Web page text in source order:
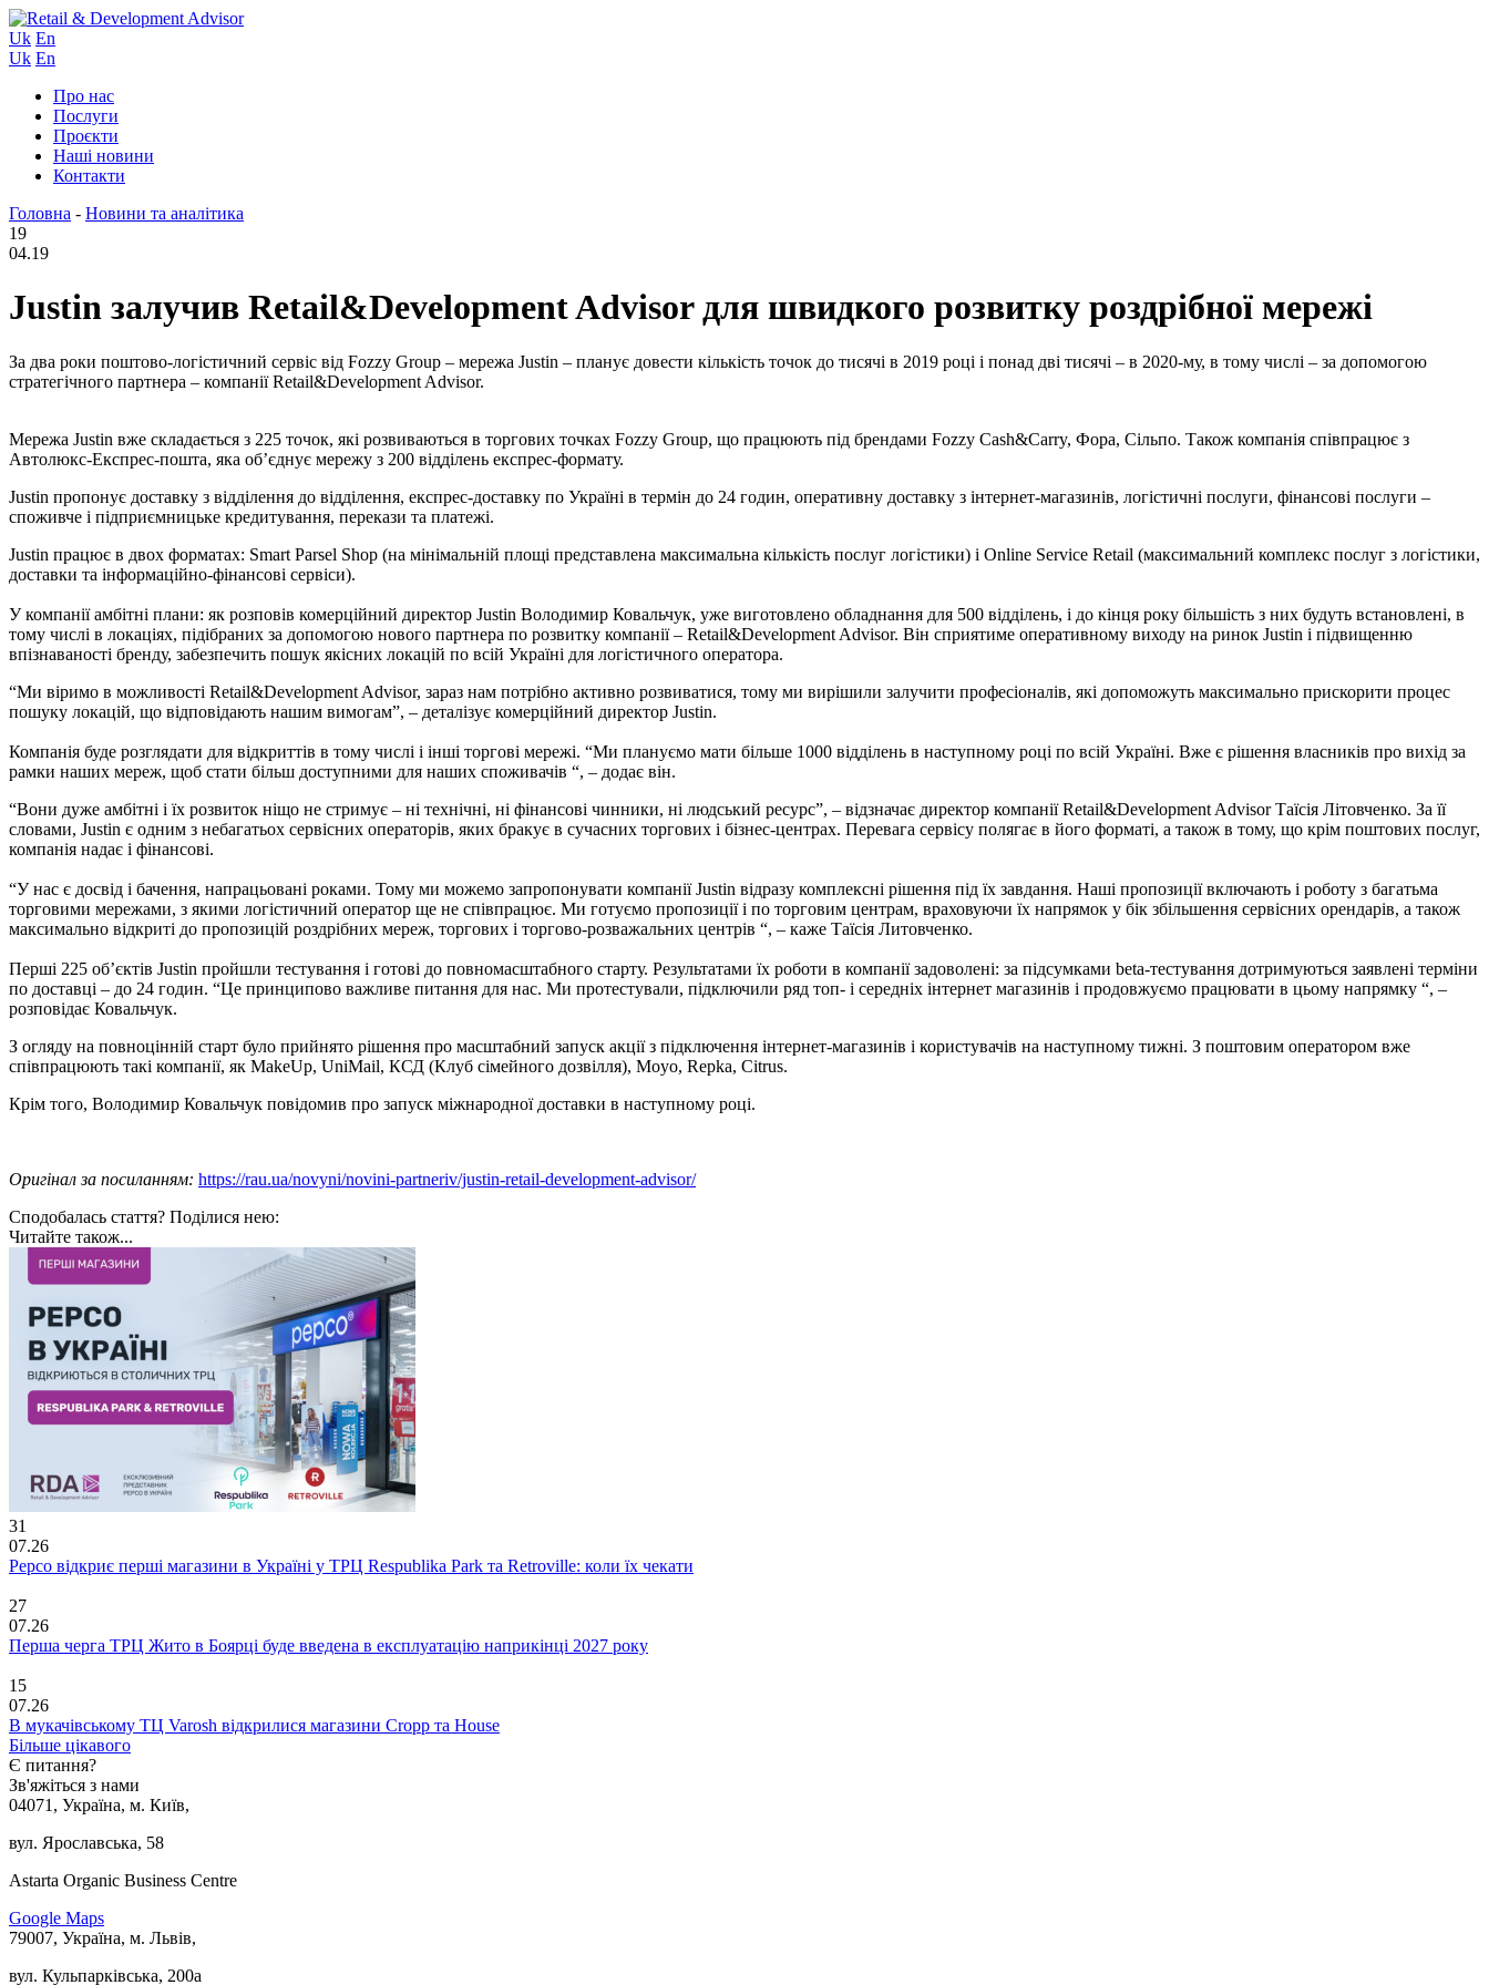
Uk En
Uk En
Про нас
Послуги
Проєкти
Наші новини
Контакти
Головна - Новини та аналітика
19
04.19
Justin залучив Retail&Development Advisor для швидкого розвитку роздрібної мережі
За два роки поштово-логістичний сервіс від Fozzy Group – мережа Justin – планує довести кількість точок до тисячі в 2019 році і понад дві тисячі – в 2020-му, в тому числі – за допомогою
стратегічного партнера – компанії Retail&Development Advisor.
Мережа Justin вже складається з 225 точок, які розвиваються в торгових точках Fozzy Group, що працюють під брендами Fozzy Cash&Carry, Фора, Сільпо. Також компанія співпрацює з
Автолюкс-Експрес-пошта, яка об’єднує мережу з 200 відділень експрес-формату.
Justin пропонує доставку з відділення до відділення, експрес-доставку по Україні в термін до 24 годин, оперативну доставку з інтернет-магазинів, логістичні послуги, фінансові послуги –
споживче і підприємницьке кредитування, перекази та платежі.
Justin працює в двох форматах: Smart Parsel Shop (на мінімальній площі представлена максимальна кількість послуг логістики) і Online Service Retail (максимальний комплекс послуг з логістики,
доставки та інформаційно-фінансові сервіси).
У компанії амбітні плани: як розповів комерційний директор Justin Володимир Ковальчук, уже виготовлено обладнання для 500 відділень, і до кінця року більшість з них будуть встановлені, в
тому числі в локаціях, підібраних за допомогою нового партнера по розвитку компанії – Retail&Development Advisor. Він сприятиме оперативному виходу на ринок Justin і підвищенню
впізнаваності бренду, забезпечить пошук якісних локацій по всій Україні для логістичного оператора.
“Ми віримо в можливості Retail&Development Advisor, зараз нам потрібно активно розвиватися, тому ми вирішили залучити професіоналів, які допоможуть максимально прискорити процес
пошуку локацій, що відповідають нашим вимогам”, – деталізує комерційний директор Justin.
Компанія буде розглядати для відкриттів в тому числі і інші торгові мережі. “Ми плануємо мати більше 1000 відділень в наступному році по всій Україні. Вже є рішення власників про вихід за
рамки наших мереж, щоб стати більш доступними для наших споживачів “, – додає він.
“Вони дуже амбітні і їх розвиток ніщо не стримує – ні технічні, ні фінансові чинники, ні людський ресурс”, – відзначає директор компанії Retail&Development Advisor Таїсія Літовченко. За її
словами, Justin є одним з небагатьох сервісних операторів, яких бракує в сучасних торгових і бізнес-центрах. Перевага сервісу полягає в його форматі, а також в тому, що крім поштових послуг,
компанія надає і фінансові.
“У нас є досвід і бачення, напрацьовані роками. Тому ми можемо запропонувати компанії Justin відразу комплексні рішення під їх завдання. Наші пропозиції включають і роботу з багатьма
торговими мережами, з якими логістичний оператор ще не співпрацює. Ми готуємо пропозиції і по торговим центрам, враховуючи їх напрямок у бік збільшення сервісних орендарів, а також
максимально відкриті до пропозицій роздрібних мереж, торгових і торгово-розважальних центрів “, – каже Таїсія Литовченко.
Перші 225 об’єктів Justin пройшли тестування і готові до повномасштабного старту. Результатами їх роботи в компанії задоволені: за підсумками beta-тестування дотримуються заявлені терміни
по доставці – до 24 годин. “Це принципово важливе питання для нас. Ми протестували, підключили ряд топ- і середніх інтернет магазинів і продовжуємо працювати в цьому напрямку “, –
розповідає Ковальчук.
З огляду на повноцінній старт було прийнято рішення про масштабний запуск акції з підключення інтернет-магазинів і користувачів на наступному тижні. З поштовим оператором вже
співпрацюють такі компанії, як MakeUp, UniMail, КСД (Клуб сімейного дозвілля), Moyo, Repka, Citrus.
Крім того, Володимир Ковальчук повідомив про запуск міжнародної доставки в наступному році.
Оригінал за посиланням: https://rau.ua/novyni/novini-partneriv/justin-retail-development-advisor/
Сподобалась стаття? Поділися нею:
Читайте також...
31
07.26
Pepco відкриє перші магазини в Україні у ТРЦ Respublika Park та Retroville: коли їх чекати
27
07.26
Перша черга ТРЦ Жито в Боярці буде введена в експлуатацію наприкінці 2027 року
15
07.26
В мукачівському ТЦ Varosh відкрилися магазини Cropp та House
Більше цікавого
Є питання?
Зв'яжіться з нами
04071, Україна, м. Київ,
вул. Ярославська, 58
Astarta Organic Business Centre
Google Maps
79007, Україна, м. Львів,
вул. Кульпарківська, 200а